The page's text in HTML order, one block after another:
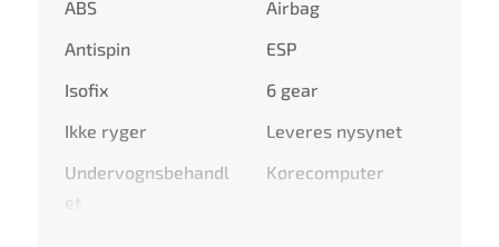
ABS
Airbag
Antispin
ESP
Isofix
6 gear
Ikke ryger
Leveres nysynet
Undervognsbehandl
et
Kørecomputer